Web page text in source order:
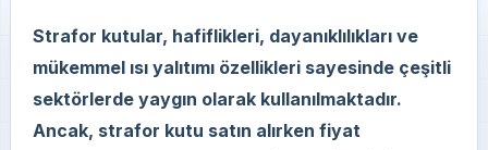
Strafor kutular, hafiflikleri, dayanıklılıkları ve
mükemmel ısı yalıtımı özellikleri sayesinde çeşitli
sektörlerde yaygın olarak kullanılmaktadır.
Ancak, strafor kutu satın alırken fiyat